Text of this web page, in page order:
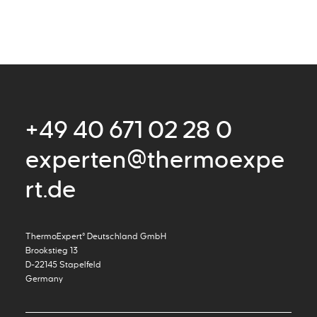
+49 40 671 02 28 0
experten@thermoexpe
rt.de
ThermoExpert° Deutschland GmbH
Brookstieg 13
D-22145 Stapelfeld
Germany